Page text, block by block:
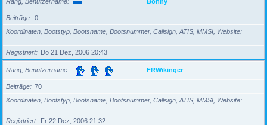
Beiträge
0
Koordinaten, Bootstyp, Bootsname, Bootsnummer, Callsign, ATIS, MMSI, Website
Registriert Do 21 Dez, 2006 20:43
Rang, Benutzername FRWikinger
Beiträge
70
Koordinaten, Bootstyp, Bootsname, Bootsnummer, Callsign, ATIS, MMSI, Website
Registriert Fr 22 Dez, 2006 21:32